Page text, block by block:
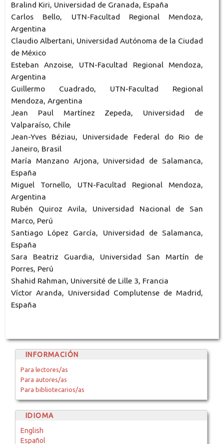
Bralind Kiri, Universidad de Granada, España
Carlos Bello, UTN-Facultad Regional Mendoza,
Argentina
Claudio Albertani, Universidad Autónoma de la Ciudad
de México
Esteban Anzoise, UTN-Facultad Regional Mendoza,
Argentina
Guillermo Cuadrado, UTN-Facultad Regional
Mendoza, Argentina
Jean Paul Martínez Zepeda, Universidad de
Valparaíso, Chile
Jean-Yves Béziau, Universidade Federal do Rio de
Janeiro, Brasil
María Manzano Arjona, Universidad de Salamanca,
España
Miguel Tornello, UTN-Facultad Regional Mendoza,
Argentina
Rubén Quiroz Avila, Universidad Nacional de San
Marco, Perú
Santiago López García, Universidad de Salamanca,
España
Sara Beatriz Guardia, Universidad San Martín de
Porres, Perú
Shahid Rahman, Université de Lille 3, Francia
Víctor Aranda, Universidad Complutense de Madrid,
España
INFORMACIÓN
Para lectores/as
Para autores/as
Para bibliotecarios/as
IDIOMA
English
Español